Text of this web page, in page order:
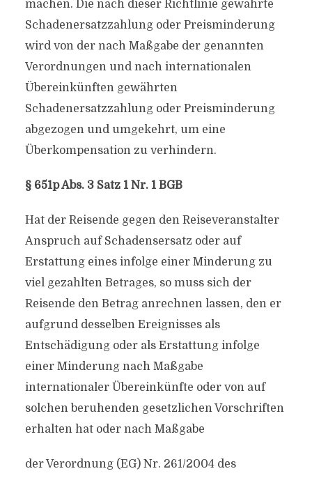
machen. Die nach dieser Richtlinie gewährte
Schadenersatzzahlung oder Preisminderung
wird von der nach Maßgabe der genannten
Verordnungen und nach internationalen
Übereinkünften gewährten
Schadenersatzzahlung oder Preisminderung
abgezogen und umgekehrt, um eine
Überkompensation zu verhindern.
§ 651p Abs. 3 Satz 1 Nr. 1 BGB
Hat der Reisende gegen den Reiseveranstalter
Anspruch auf Schadensersatz oder auf
Erstattung eines infolge einer Minderung zu
viel gezahlten Betrages, so muss sich der
Reisende den Betrag anrechnen lassen, den er
aufgrund desselben Ereignisses als
Entschädigung oder als Erstattung infolge
einer Minderung nach Maßgabe
internationaler Übereinkünfte oder von auf
solchen beruhenden gesetzlichen Vorschriften
erhalten hat oder nach Maßgabe
der Verordnung (EG) Nr. 261/2004 des